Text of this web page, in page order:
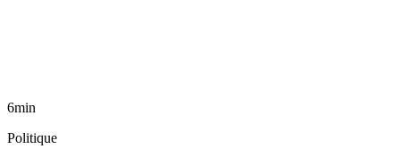
6min
Politique